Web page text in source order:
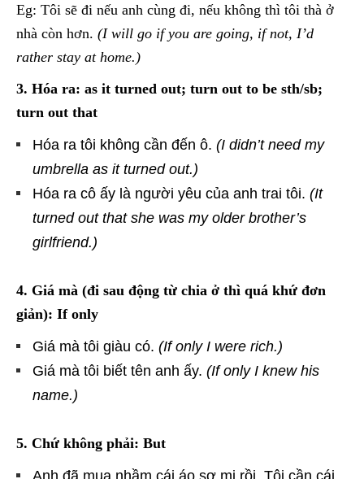
Eg: Tôi sẽ đi nếu anh cùng đi, nếu không thì tôi thà ở
nhà còn hơn. (I will go if you are going, if not, I’d
rather stay at home.)
3. Hóa ra: as it turned out; turn out to be sth/sb;
turn out that
Hóa ra tôi không cần đến ô. (I didn’t need my
umbrella as it turned out.)
Hóa ra cô ấy là người yêu của anh trai tôi. (It
turned out that she was my older brother’s
girlfriend.)
4. Giá mà (đi sau động từ chia ở thì quá khứ đơn
giản): If only
Giá mà tôi giàu có. (If only I were rich.)
Giá mà tôi biết tên anh ấy. (If only I knew his
name.)
5. Chứ không phải: But
Anh đã mua nhầm cái áo sơ mi rồi. Tôi cần cái